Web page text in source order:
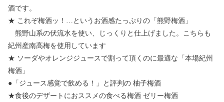
酒です。
★ これぞ梅酒ッ！…というお酒感たっぷりの「熊野梅酒」
熊野山系の伏流水を使い、じっくりと仕上げました。こちらも
紀州産南高梅を使用しています
★ ソーダやオレンジジュースで割って頂くのに最適な「本場紀州
梅酒」
●「ジュース感覚で飲める！」と評判の 柚子梅酒
★食後のデザートにおススメの食べる梅酒 ゼリー梅酒